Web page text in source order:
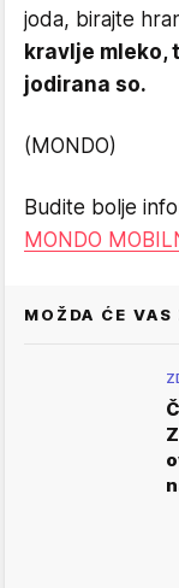
joda, birajte
kravlje mleko,
jodirana so.
(MONDO)
Budite bolje
MONDO
MOŽDA ĆE